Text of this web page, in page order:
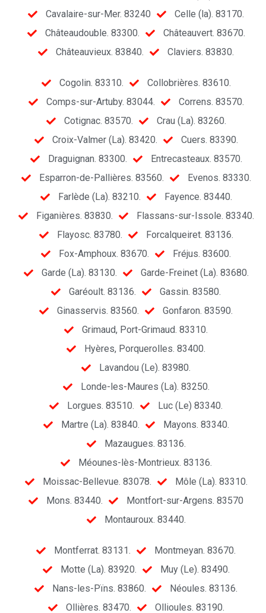
Cavalaire-sur-Mer. 83240
Celle (la). 83170.
Châteaudouble. 83300.
Châteauvert. 83670.
Châteauvieux. 83840.
Claviers. 83830.
Cogolin. 83310.
Collobrières. 83610.
Comps-sur-Artuby. 83044.
Correns. 83570.
Cotignac. 83570.
Crau (La). 83260.
Croix-Valmer (La). 83420.
Cuers. 83390.
Draguignan. 83300.
Entrecasteaux. 83570.
Esparron-de-Pallières. 83560.
Evenos. 83330.
Farlède (La). 83210.
Fayence. 83440.
Figanières. 83830.
Flassans-sur-Issole. 83340.
Flayosc. 83780.
Forcalqueiret. 83136.
Fox-Amphoux. 83670.
Fréjus. 83600.
Garde (La). 83130.
Garde-Freinet (La). 83680.
Garéoult. 83136.
Gassin. 83580.
Ginasservis. 83560.
Gonfaron. 83590.
Grimaud, Port-Grimaud. 83310.
Hyères, Porquerolles. 83400.
Lavandou (Le). 83980.
Londe-les-Maures (La). 83250.
Lorgues. 83510.
Luc (Le) 83340.
Martre (La). 83840.
Mayons. 83340.
Mazaugues. 83136.
Méounes-lès-Montrieux. 83136.
Moissac-Bellevue. 83078.
Môle (La). 83310.
Mons. 83440.
Montfort-sur-Argens. 83570
Montauroux. 83440.
Montferrat. 83131.
Montmeyan. 83670.
Motte (La). 83920.
Muy (Le). 83490.
Nans-les-Pïns. 83860.
Néoules. 83136.
Ollières. 83470.
Ollioules. 83190.